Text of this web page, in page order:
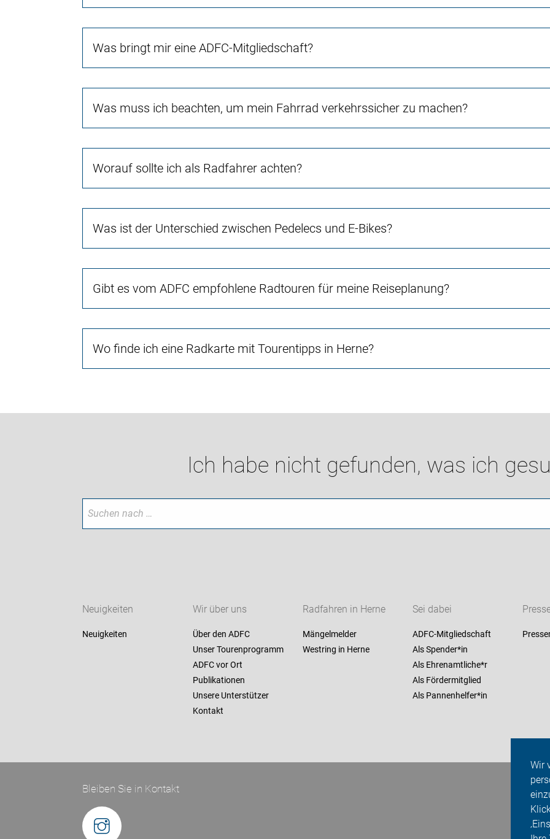
Wir
Was bringt mir eine ADFC-Mitgliedschaft?
Was muss ich beachten, um mein Fahrrad verkehrssicher zu machen?
Worauf sollte ich als Radfahrer achten?
Was ist der Unterschied zwischen Pedelecs und E-Bikes?
Gibt es vom ADFC empfohlene Radtouren für meine Reiseplanung?
Wo finde ich eine Radkarte mit Tourentipps in Herne?
Ich habe nicht gefunden, was ich
Neuigkeiten
Neuigkeiten
Wir über uns
Über den ADFC
Unser Tourenprogramm
ADFC vor Ort
Publikationen
Unsere Unterstützer
Kontakt
Radfahren in Herne
Mängelmelder
Westring in Herne
Sei dabei
ADFC-Mitgliedschaft
Als Spender*in
Als Ehrenamtliche*r
Als Fördermitglied
Als Pannenhelfer*in
Bleiben Sie in Kontakt